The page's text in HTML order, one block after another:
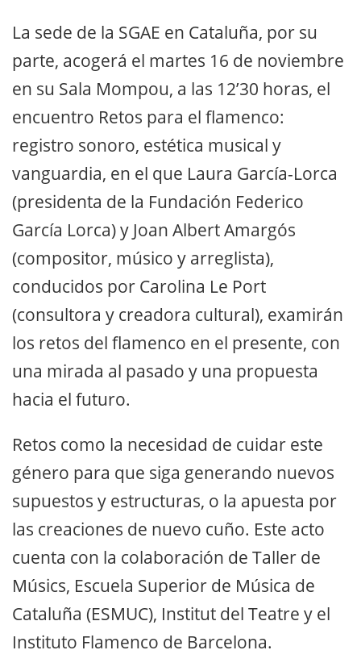
La sede de la SGAE en Cataluña, por su
parte, acogerá el martes 16 de noviembre
en su Sala Mompou, a las 12’30 horas, el
encuentro Retos para el flamenco:
registro sonoro, estética musical y
vanguardia, en el que Laura García-Lorca
(presidenta de la Fundación Federico
García Lorca) y Joan Albert Amargós
(compositor, músico y arreglista),
conducidos por Carolina Le Port
(consultora y creadora cultural), examirán
los retos del flamenco en el presente, con
una mirada al pasado y una propuesta
hacia el futuro.
Retos como la necesidad de cuidar este
género para que siga generando nuevos
supuestos y estructuras, o la apuesta por
las creaciones de nuevo cuño. Este acto
cuenta con la colaboración de Taller de
Músics, Escuela Superior de Música de
Cataluña (ESMUC), Institut del Teatre y el
Instituto Flamenco de Barcelona.